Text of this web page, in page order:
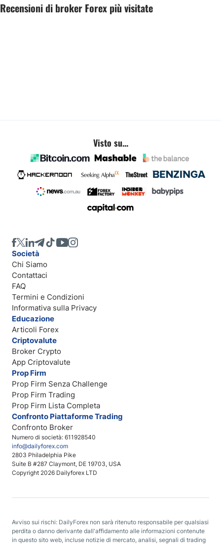
Recensioni di broker Forex più visitate
Visto su...
Numero di società: 611928540
info@dailyforex.com
2803 Philadelphia Pike
Suite B #287 Claymont, DE 19703, USA
Copyright 2026 Dailyforex LTD
Società
Chi Siamo
Contattaci
FAQ
Termini e Condizioni
Informativa sulla Privacy
Educazione
Articoli Forex
Criptovalute
Broker Crypto
App Criptovalute
Prop Firm
Prop Firm Senza Challenge
Prop Firm Trading
Prop Firm Lista Completa
Confronto Piattaforme Trading
Confronto Broker
Avviso sui rischi: DailyForex non sarà ritenuto responsabile per qualsiasi
perdita o danno derivante dall'affidamento alle informazioni contenute
in questo sito web, incluse notizie di mercato, analisi, segnali di trading